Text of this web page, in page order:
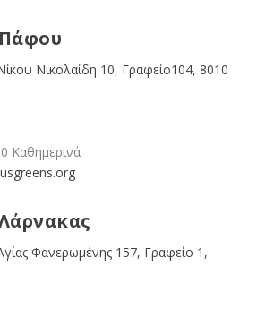
Νικολαίδη 10, Γραφείο104, 8010
Καθημερινά
Φανερωμένης 157, Γραφείο 1,